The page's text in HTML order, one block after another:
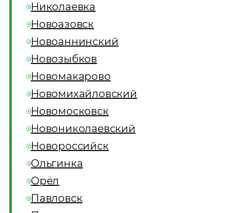
Николаевка
Новоазовск
Новоаннинский
Новозыбков
Новомакарово
Новомихайловский
Новомосковск
Новониколаевский
Новороссийск
Ольгинка
Орёл
Павловск